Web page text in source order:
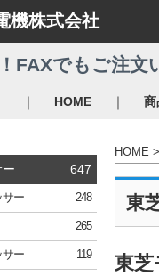
機株式会社
｜ HOME ｜ 商
647
サー 248
265
サー 119
FAXでもご注文
HOME
東
東芝